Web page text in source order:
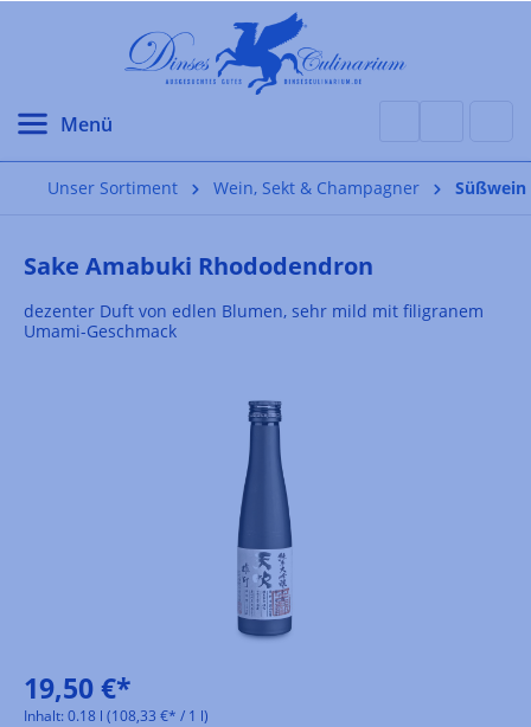
Unser Sortiment Wein, Sekt & Champagner Süßwein
Sake Amabuki Rhododendron
dezenter Duft von edlen Blumen, sehr mild mit filigranem
Umami-Geschmack
19,50 €*
Inhalt: 0.18 l (108,33 €* / 1 l)